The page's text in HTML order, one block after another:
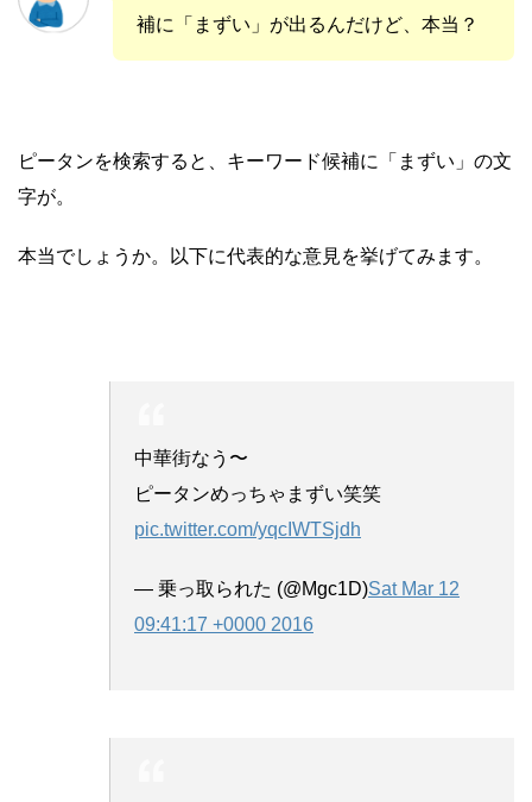
補に「まずい」が出るんだけど、本当？
ピータンを検索すると、キーワード候補に「まずい」の文
字が。
本当でしょうか。以下に代表的な意見を挙げてみます。
中華街なう〜
ピータンめっちゃまずい笑笑
pic.twitter.com/yqcIWTSjdh
— 乗っ取られた (@Mgc1D)Sat Mar 12
09:41:17 +0000 2016